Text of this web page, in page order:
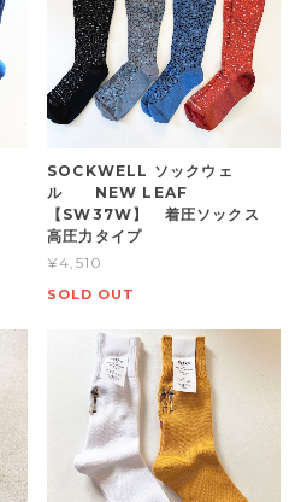
SOCKWELL ソックウェ
ル NEW LEAF
【SW37W】 着圧ソックス
高圧力タイプ
¥4,510
SOLD OUT